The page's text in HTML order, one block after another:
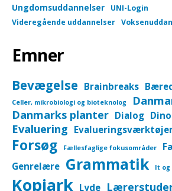
Ungdomsuddannelser
UNI-Login
Videregående uddannelser
Emner
Bevægelse Brainbreaks
Celler, mikrobiologi og bioteknolog
Danmarks planter Dialog
Evaluering
Forsøg Fællesfaglige fokusområder
Genrelære Grammatik It og
Kopiark Lyde